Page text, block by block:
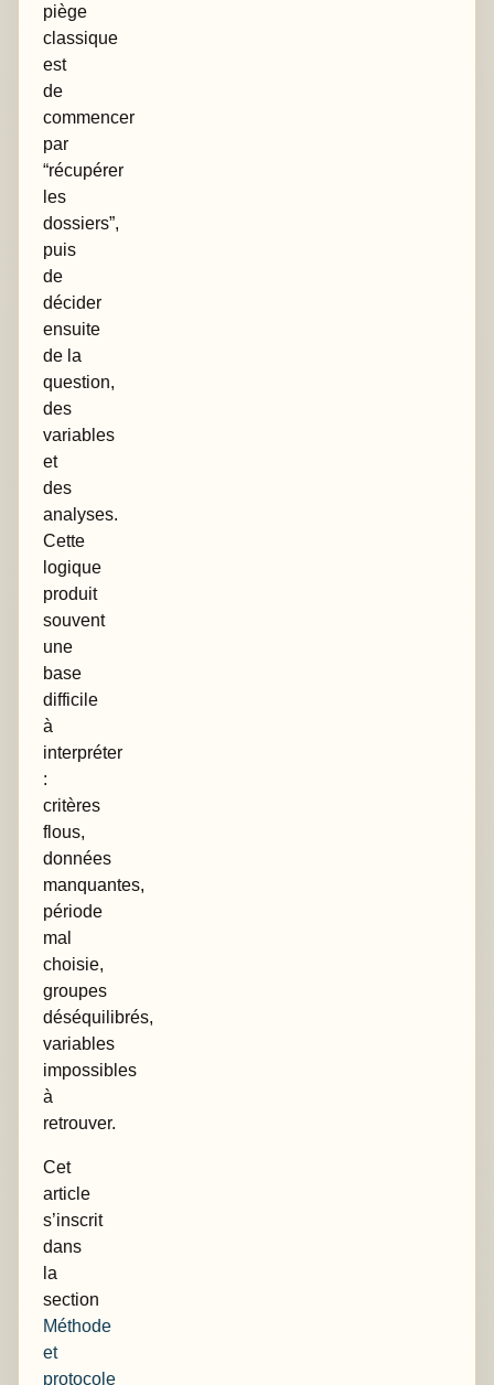
piège
classique
est
de
commencer
par
“récupérer
les
dossiers”,
puis
de
décider
ensuite
de la
question,
des
variables
et
des
analyses.
Cette
logique
produit
souvent
une
base
difficile
à
interpréter
:
critères
flous,
données
manquantes,
période
mal
choisie,
groupes
déséquilibrés,
variables
impossibles
à
retrouver.
Cet
article
s’inscrit
dans
la
section
Méthode
et
protocole